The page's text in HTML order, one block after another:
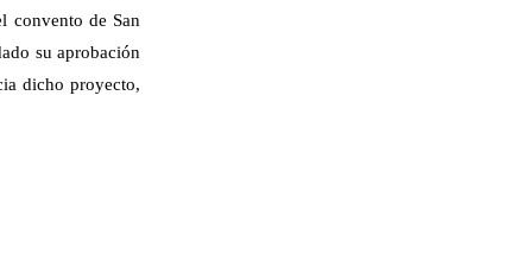
convento de San
su aprobación
dicho proyecto,